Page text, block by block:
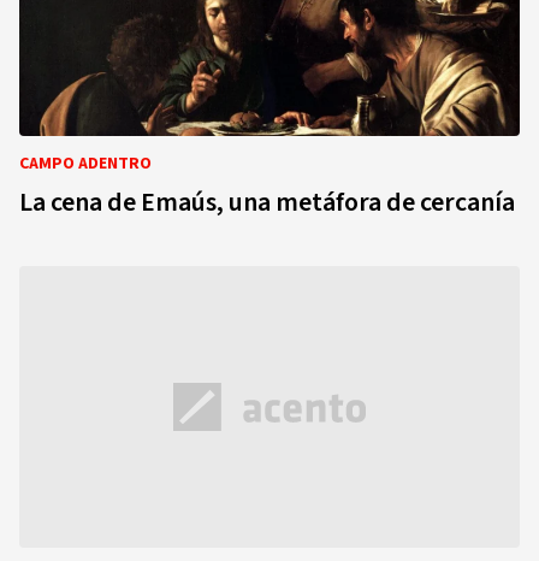
CAMPO ADENTRO
La cena de Emaús, una metáfora de cercanía